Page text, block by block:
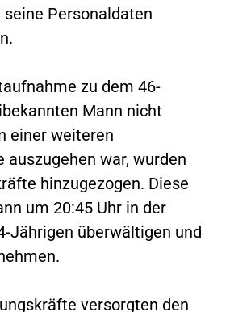
Personaldaten
zu dem 46-
Mann nicht
einer weiteren
auszugehen war, wurden
hinzugezogen. Diese
um 20:45 Uhr in der
Jährigen überwältigen und
versorgten den